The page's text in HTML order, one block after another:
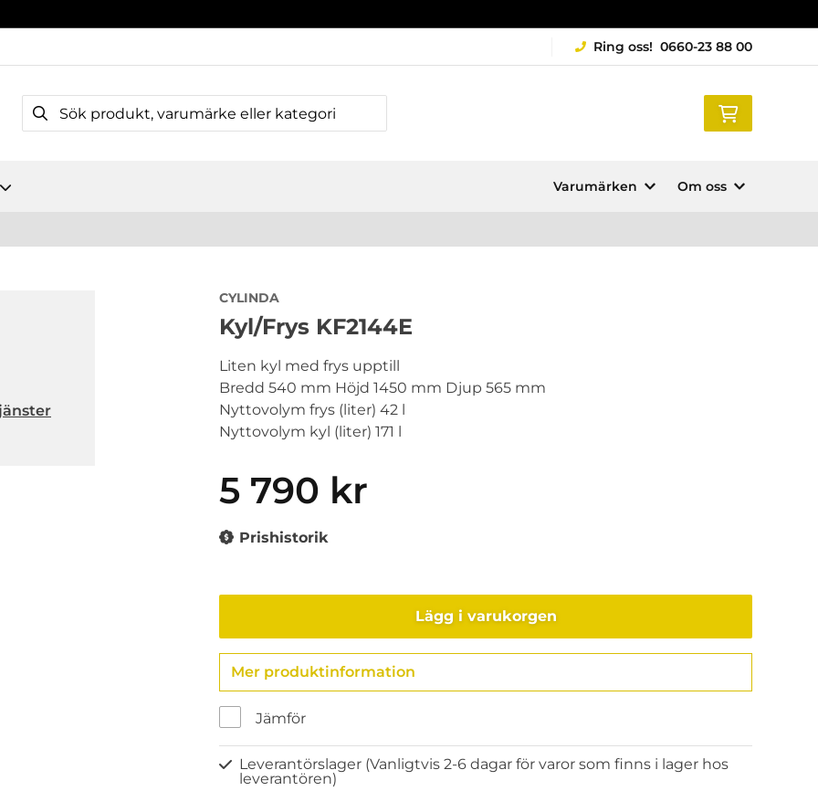
Ring oss! 0660-23 88 00
Varumärken Om oss
CYLINDA
Kyl/Frys KF2144E
Liten kyl med frys upptill
Bredd 540 mm Höjd 1450 mm Djup 565 mm
Nyttovolym frys (liter) 42 l
Nyttovolym kyl (liter) 171 l
5 790 kr
Prishistorik
Lägg i varukorgen
Mer produktinformation
Jämför
Leverantörslager (Vanligtvis 2-6 dagar för varor som finns i lager hos
leverantören)